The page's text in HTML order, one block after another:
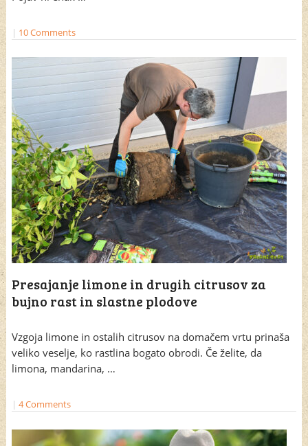
| 10 Comments
Presajanje limone in drugih citrusov za
bujno rast in slastne plodove
Vzgoja limone in ostalih citrusov na domačem vrtu prinaša
veliko veselje, ko rastlina bogato obrodi. Če želite, da
limona, mandarina, …
| 4 Comments